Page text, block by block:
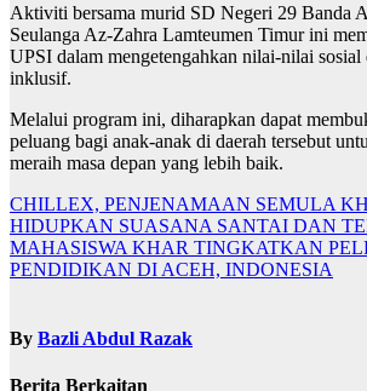
Aktiviti bersama murid SD Negeri 29 Banda
Seulanga Az-Zahra Lamteumen Timur ini
UPSI dalam mengetengahkan nilai-nilai
inklusif.
Melalui program ini, diharapkan dapat
peluang bagi anak-anak di daerah tersebut
meraih masa depan yang lebih baik.
Navigasi
kiriman
CHILLEX, PENJENAMAAN SEMULA
HIDUPKAN SUASANA SANTAI DAN
MAHASISWA KHAR TINGKATKAN
PENDIDIKAN DI ACEH, INDONESIA
By Bazli Abdul Razak
Berita Berkaitan